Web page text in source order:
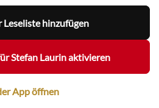
Leseliste hinzufügen
Stefan Laurin aktivieren
App öffnen